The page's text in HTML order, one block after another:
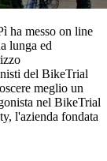
ha messo on line
lunga ed
del BikeTrial
meglio un
nel BikeTrial
l'azienda fondata